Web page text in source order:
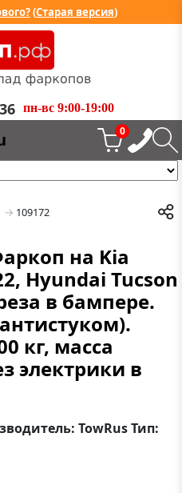
(Старая версия)
пн-вс 9:00-19:00
0
109172
на Kia
Hyundai Tucson
в бампере.
кг, масса
электрики в
TowRus Тип: